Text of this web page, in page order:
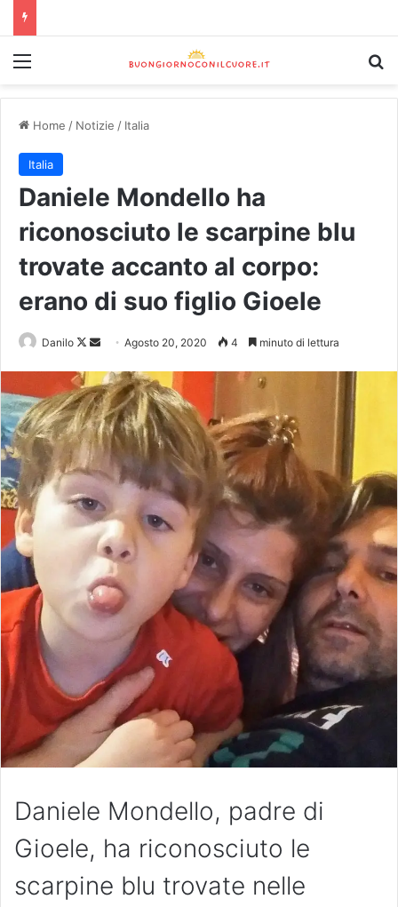
Home / Notizie / Italia
Italia
Daniele Mondello ha
riconosciuto le scarpine blu
trovate accanto al corpo:
erano di suo figlio Gioele
Danilo Agosto 20, 2020 4 minuto di lettura
Daniele Mondello, padre di
Gioele, ha riconosciuto le
scarpine blu trovate nelle